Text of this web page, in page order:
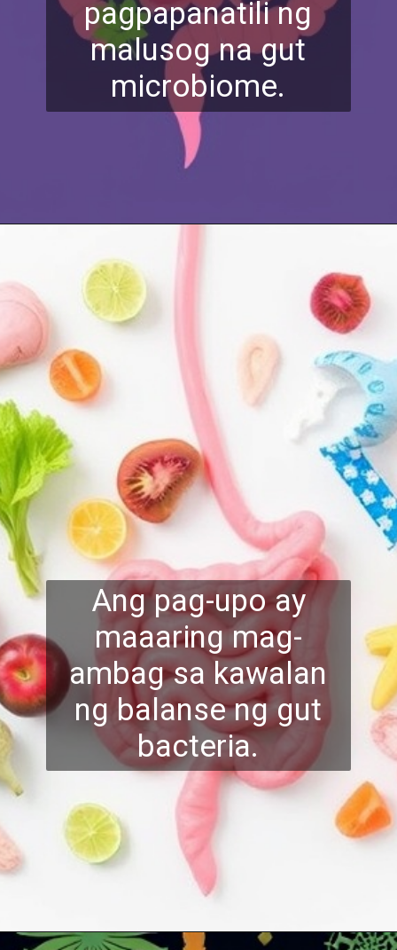
pagpapanatili ng
malusog na gut
microbiome.
Ang pag-upo ay
maaaring mag-
ambag sa kawalan
ng balanse ng gut
bacteria.